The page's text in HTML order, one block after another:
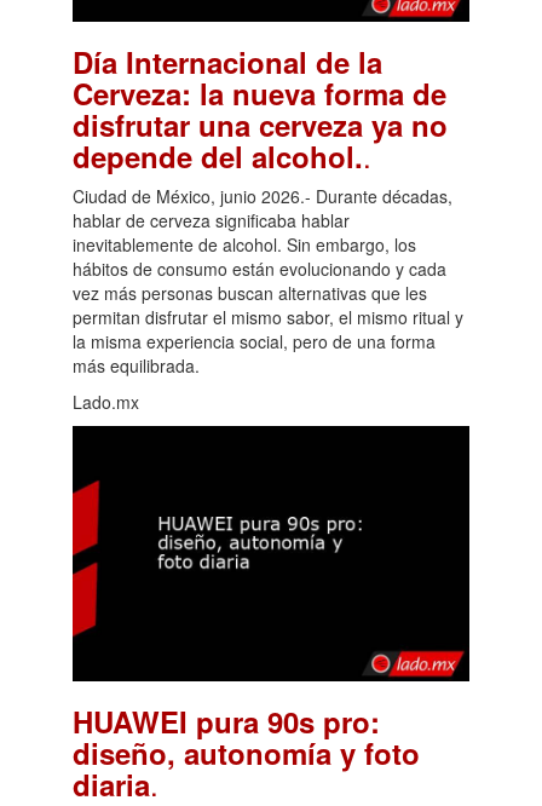
Día Internacional de la
Cerveza: la nueva forma de
disfrutar una cerveza ya no
depende del alcohol..
Ciudad de México, junio 2026.- Durante décadas,
hablar de cerveza significaba hablar
inevitablemente de alcohol. Sin embargo, los
hábitos de consumo están evolucionando y cada
vez más personas buscan alternativas que les
permitan disfrutar el mismo sabor, el mismo ritual y
la misma experiencia social, pero de una forma
más equilibrada.
Lado.mx
HUAWEI pura 90s pro:
diseño, autonomía y foto
diaria.